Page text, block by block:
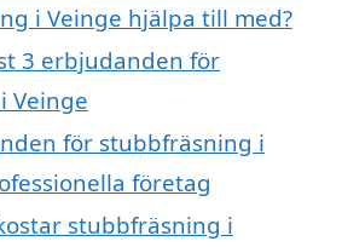
i Veinge hjälpa till med?
3 erbjudanden för
Veinge
för stubbfräsning i
företag
stubbfräsning i